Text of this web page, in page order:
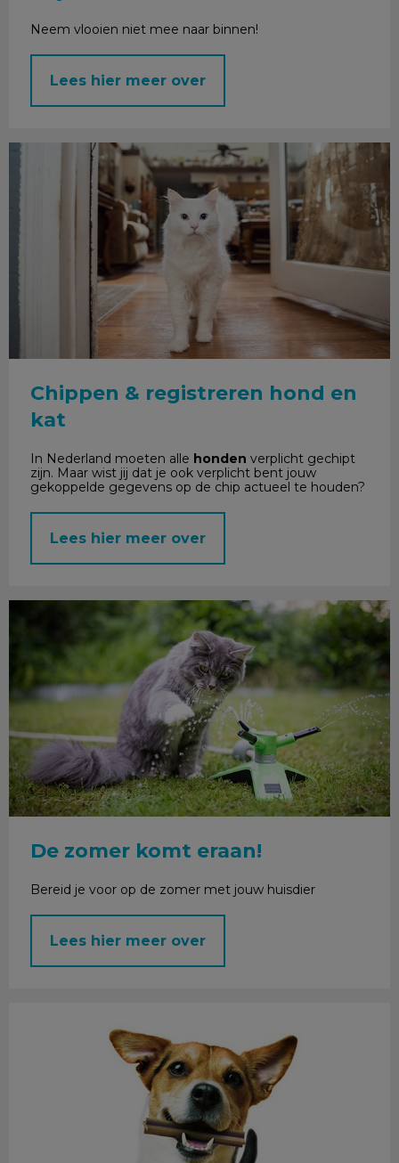
Neem vlooien niet mee naar binnen!
Lees hier meer over
Chippen & registreren hond en kat
Chippen & registreren hond en
kat
In Nederland moeten alle honden verplicht gechipt
zijn. Maar wist jij dat je ook verplicht bent jouw
gekoppelde gegevens op de chip actueel te houden?
Lees hier meer over
De zomer komt eraan!
Bereid je voor op de zomer met jouw huisdier
Lees hier meer over